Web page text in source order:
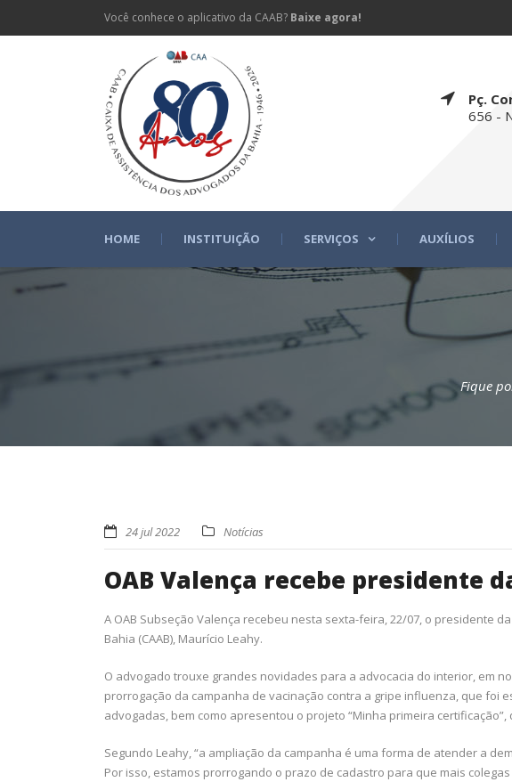
Você conhece o aplicativo da CAAB? Baixe agora!
Pç.
656 -
HOME INSTITUIÇÃO SERVIÇOS AUXÍLIOS
Fique
24 jul 2022 Notícias
OAB Valença recebe presidente
A OAB Subseção Valença recebeu nesta sexta-feira, 22/07, o presidente
Bahia (CAAB), Maurício Leahy.
O advogado trouxe grandes novidades para a advocacia do interior, em
prorrogação da campanha de vacinação contra a gripe influenza, que foi
advogadas, bem como apresentou o projeto “Minha primeira
Segundo Leahy, “a ampliação da campanha é uma forma de atender a
Por isso, estamos prorrogando o prazo de cadastro para que mais